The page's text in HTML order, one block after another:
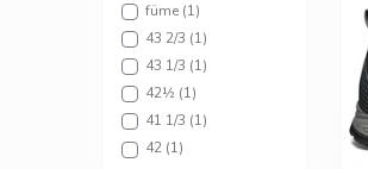
43 1/3 (5)
44 1/2 (3)
41 1/3 (4)
431/3 (1)
46 (7)
füme (1)
43 2/3 (1)
43 1/3 (1)
42½ (1)
41 1/3 (1)
42 (1)